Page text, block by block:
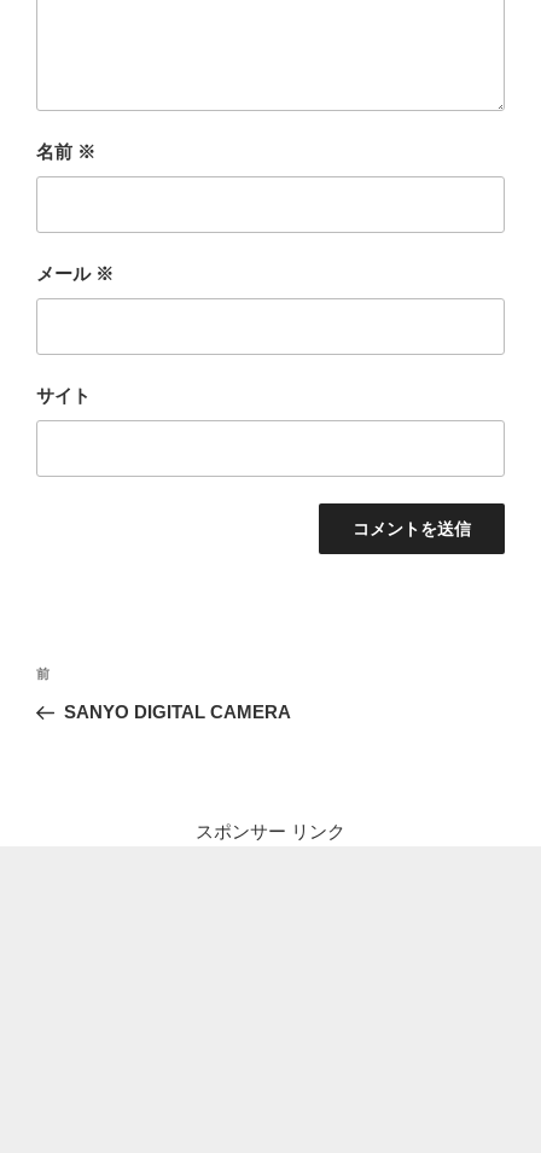
名前 ※
メール ※
サイト
投
ナ
前
の
前
SANYO DIGITAL CAMERA
スポンサー リンク